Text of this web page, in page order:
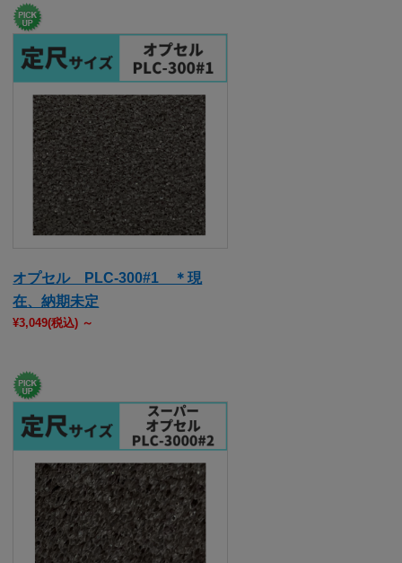
オプセル PLC-300#1 ＊現
在、納期未定
¥3,049(税込) ～